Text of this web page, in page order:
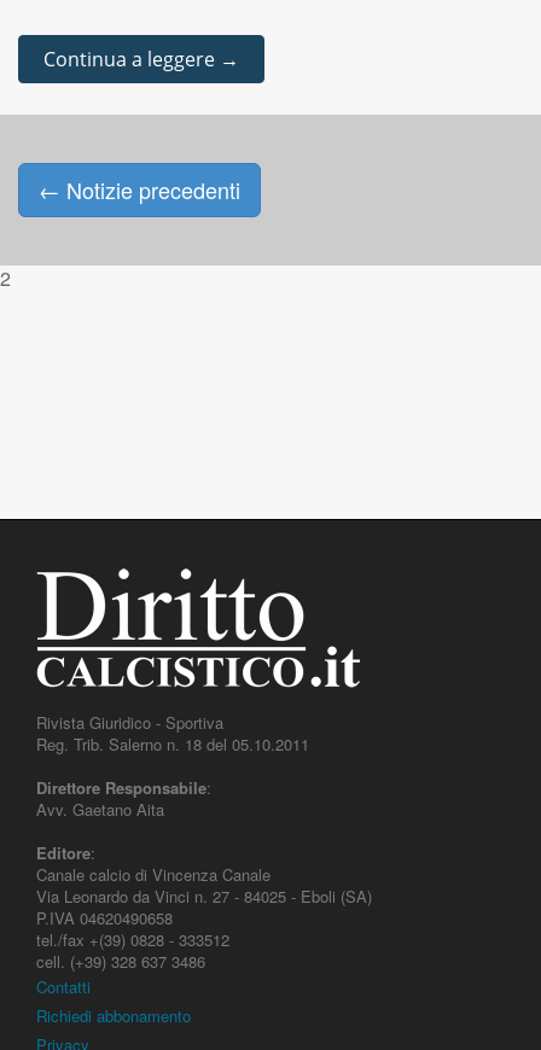
Continua a leggere →
Posts navigation
← Notizie precedenti
2
Rivista Giuridico - Sportiva
Reg. Trib. Salerno n. 18 del 05.10.2011
Direttore Responsabile:
Avv. Gaetano Aita
Editore:
Canale calcio di Vincenza Canale
Via Leonardo da Vinci n. 27 - 84025 - Eboli (SA)
P.IVA 04620490658
tel./fax +(39) 0828 - 333512
cell. (+39) 328 637 3486
Contatti
Richiedi abbonamento
Privacy